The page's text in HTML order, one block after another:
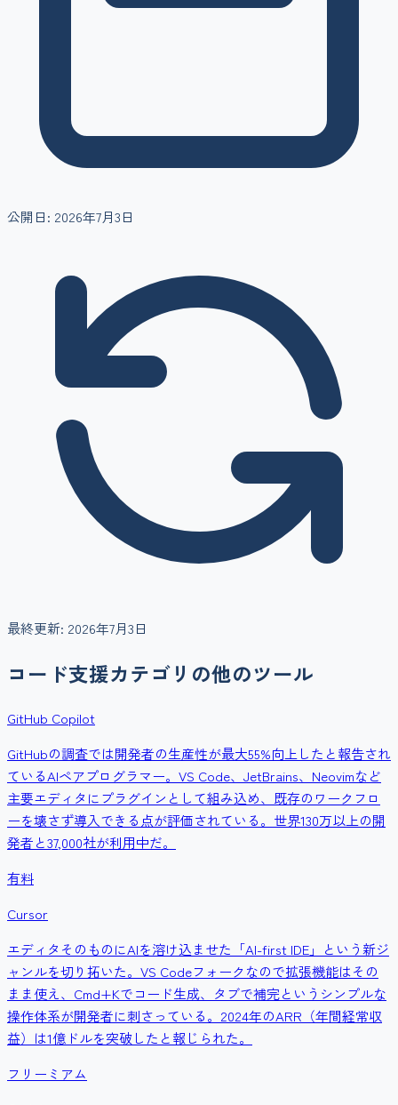
公開日: 2026年7月3日
最終更新: 2026年7月3日
コード支援カテゴリの他のツール
GitHub Copilot
GitHubの調査では開発者の生産性が最大55%向上したと報告され
ているAIペアプログラマー。VS Code、JetBrains、Neovimなど
主要エディタにプラグインとして組み込め、既存のワークフロ
ーを壊さず導入できる点が評価されている。世界130万以上の開
発者と37,000社が利用中だ。
有料
Cursor
エディタそのものにAIを溶け込ませた「AI-first IDE」という新ジ
ャンルを切り拓いた。VS Codeフォークなので拡張機能はその
まま使え、Cmd+Kでコード生成、タブで補完というシンプルな
操作体系が開発者に刺さっている。2024年のARR（年間経常収
益）は1億ドルを突破したと報じられた。
フリーミアム